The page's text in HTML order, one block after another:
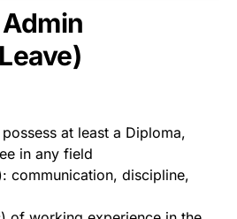
at least a Diploma,
in any field
communication, discipline,